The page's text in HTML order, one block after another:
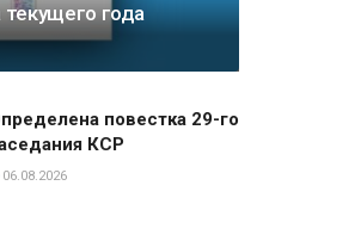
года
повестка 29-го
КСР
06.08.2026